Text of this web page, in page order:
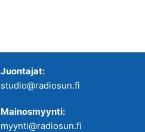
Juontajat:
studio@radiosun.fi
Mainosmyynti:
myynti@radiosun.fi